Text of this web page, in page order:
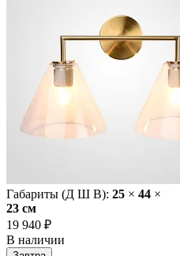
Габариты (Д Ш В): 25 × 44 ×
23 cм
19 940 ₽
В наличии